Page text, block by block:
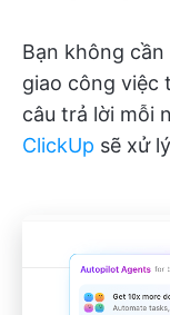
Bạn không
giao công việc
câu trả lời mỗi
ClickUp sẽ xử